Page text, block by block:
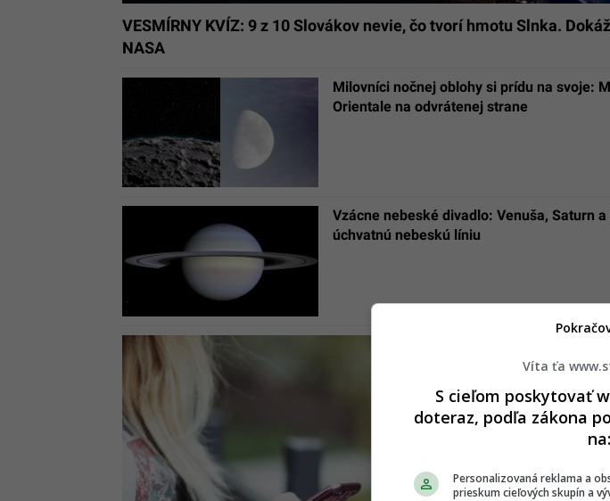
VESMÍRNY KVÍZ: 9 z 10 Slovákov nevie, čo tvorí hmotu Slnka.
NASA
Milovníci nočnej oblohy si prídu na svoje:
Orientale na odvrátenej strane
Vzácne nebeské divadlo: Venuša, Saturn
úchvatnú nebeskú líniu
Víta ťa
S cieľom poskytovať
doteraz, podľa zákona
na:
Personalizovaná reklama a
prieskum cieľových skupín a